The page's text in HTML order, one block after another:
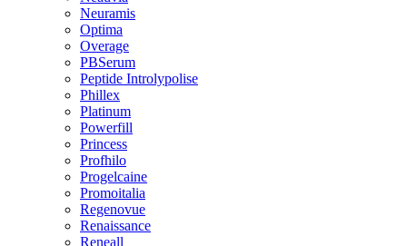
Neuramis
Optima
Overage
PBSerum
Peptide Introlypolise
Phillex
Platinum
Powerfill
Princess
Profhilo
Progelcaine
Promoitalia
Regenovue
Renaissance
Reneall